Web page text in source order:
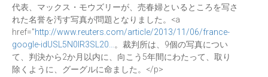
代表、マックス・モウズリーが、売春婦といるところを写さ
れた名誉を汚す写真が問題となりました。<a
href="http://www.reuters.com/article/2013/11/06/france-
google-idUSL5N0IR3SL20…
。裁判所は、9個の写真につい
て、判決から2か月以内に、向こう5年間にわたって、取り
除くように、グーグルに命ました。</p>